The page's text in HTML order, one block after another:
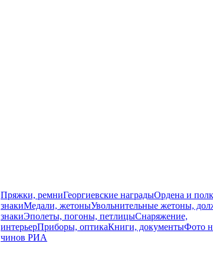
Пряжки, ремниГеоргиевские наградыОрдена и
знакиМедали, жетоныУвольнительные жетоны,
знакиЭполеты, погоны, петлицыСнаряжение,
интерьерПриборы, оптикаКниги, документыФото
чинов РИА